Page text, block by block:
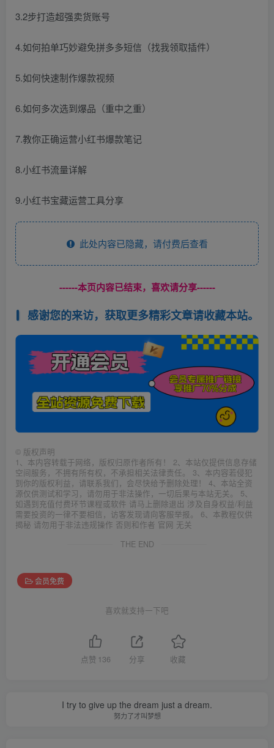
3.2步打造超强卖货账号
4.如何拍单巧妙避免拼多多短信（找我领取插件）
5.如何快速制作爆款视频
6.如何多次选到爆品（重中之重）
7.教你正确运营小红书爆款笔记
8.小红书流量详解
9.小红书宝藏运营工具分享
此处内容已隐藏，请付费后查看
------本页内容已结束，喜欢请分享------
感谢您的来访，获取更多精彩文章请收藏本站。
© 版权声明
1、本内容转载于网络，版权归原作者所有！ 2、本站仅提供信息存储
空间服务，不拥有所有权，不承担相关法律责任。 3、本内容若侵犯
到你的版权利益，请联系我们，会尽快给予删除处理！ 4、本站全资
源仅供测试和学习，请勿用于非法操作，一切后果与本站无关。 5、
如遇到充值付费环节课程或软件 请马上删除退出 涉及自身权益/利益
需要投资的一律不要相信，访客发现请向客服举报。 6、本教程仅供
揭秘 请勿用于非法违规操作 否则和作者 官网 无关
THE END
会员免费
喜欢就支持一下吧
点赞 136 分享 收藏
I try to give up the dream just a dream.
努力了才叫梦想